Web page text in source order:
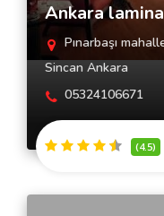
Ankara
Pınarbaşı
Sincan Ankara
05324106671
(4.5)